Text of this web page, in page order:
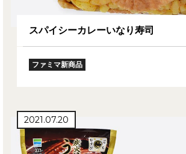
スパイシーカレーいなり寿司
ファミマ新商品
2021.07.20